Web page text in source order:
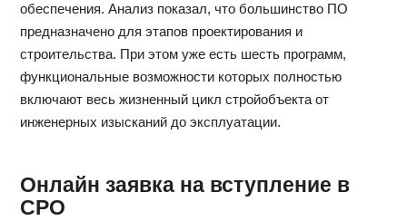
обеспечения. Анализ показал, что большинство ПО
предназначено для этапов проектирования и
строительства. При этом уже есть шесть программ,
функциональные возможности которых полностью
включают весь жизненный цикл стройобъекта от
инженерных изысканий до эксплуатации.
Онлайн заявка на вступление в
СРО